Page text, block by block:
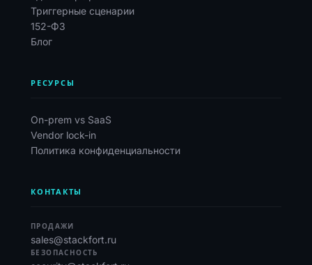
Триггерные сценарии
152-ФЗ
Блог
РЕСУРСЫ
On-prem vs SaaS
Vendor lock-in
Политика конфиденциальности
КОНТАКТЫ
ПРОДАЖИ
sales@stackfort.ru
БЕЗОПАСНОСТЬ